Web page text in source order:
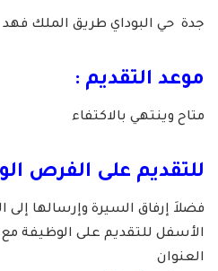
جدة حي البوداي طريق الملك فهد
موعد التقديم :
متاح وينتهي بالاكتفاء
للتقديم على الفرص
فضلاَ إرفاق السيرة وإرسالها إلى
الأسفل للتقديم على الوظيفة
العنوان